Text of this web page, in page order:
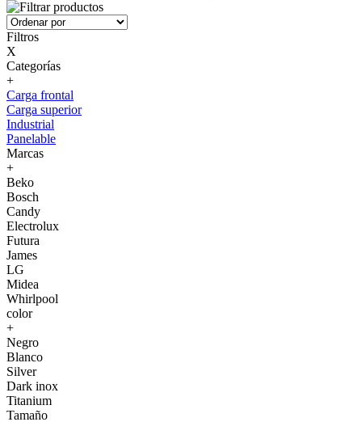
Filtros
X
Categorías
+
Carga frontal
Carga superior
Industrial
Panelable
Marcas
+
Beko
Bosch
Candy
Electrolux
Futura
James
LG
Midea
Whirlpool
color
+
Negro
Blanco
Silver
Dark inox
Titanium
Tamaño